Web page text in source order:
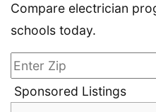
Compare electrician
schools today.
Sponsored Listings